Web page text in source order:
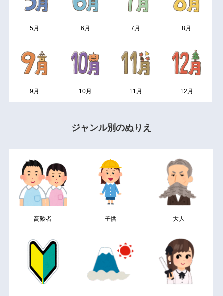
5月 6月 7月 8月
9月 10月 11月 12月
ジャンル別のぬりえ
高齢者 子供 大人